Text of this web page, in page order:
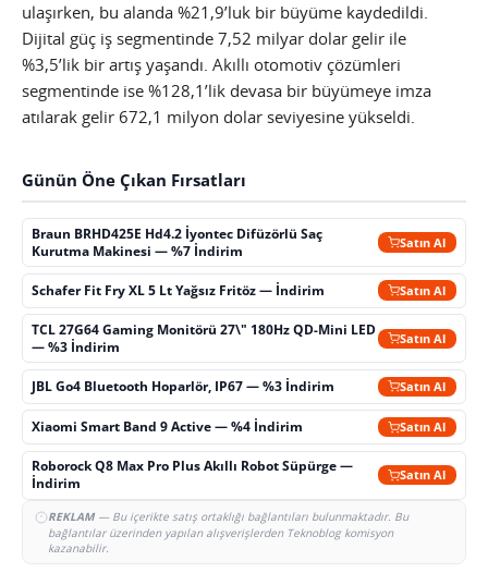
ulaşırken, bu alanda %21,9’luk bir büyüme kaydedildi.
Dijital güç iş segmentinde 7,52 milyar dolar gelir ile
%3,5’lik bir artış yaşandı. Akıllı otomotiv çözümleri
segmentinde ise %128,1’lik devasa bir büyümeye imza
atılarak gelir 672,1 milyon dolar seviyesine yükseldi.
Günün Öne Çıkan Fırsatları
Braun BRHD425E Hd4.2 İyontec Difüzörlü Saç
Kurutma Makinesi — %7 İndirim
Satın Al
Schafer Fit Fry XL 5 Lt Yağsız Fritöz — İndirim Satın Al
TCL 27G64 Gaming Monitörü 27\" 180Hz QD-Mini LED
— %3 İndirim
Satın Al
JBL Go4 Bluetooth Hoparlör, IP67 — %3 İndirim Satın Al
Xiaomi Smart Band 9 Active — %4 İndirim Satın Al
Roborock Q8 Max Pro Plus Akıllı Robot Süpürge —
İndirim
Satın Al
REKLAM— Bu içerikte satış ortaklığı bağlantıları bulunmaktadır. Bu
bağlantılar üzerinden yapılan alışverişlerden Teknoblog komisyon
kazanabilir.